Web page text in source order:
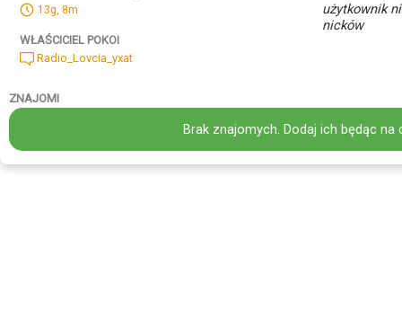
13g, 8m
WŁAŚCICIEL POKOI
Radio_Lovcia_yxat
użytkownik
nicków
ZNAJOMI
Brak znajomych. Dodaj ich będąc na